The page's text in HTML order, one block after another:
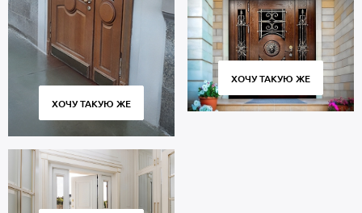
ХОЧУ ТАКУЮ ЖЕ
ХОЧУ ТАКУЮ ЖЕ